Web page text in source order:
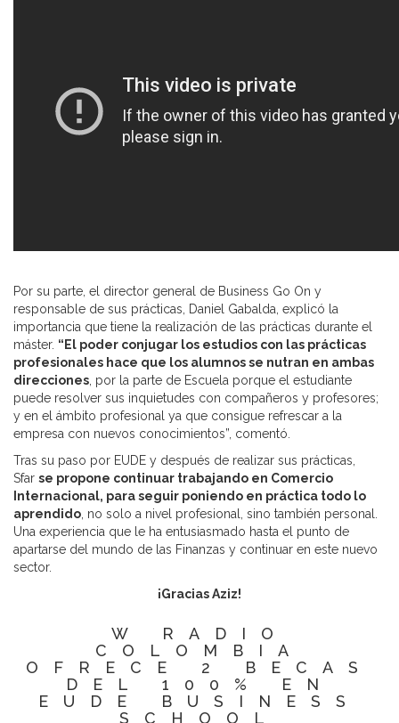
Por su parte, el director general de Business Go On y
responsable de sus prácticas, Daniel Gabalda, explicó la
importancia que tiene la realización de las prácticas durante el
máster. “El poder conjugar los estudios con las prácticas
profesionales hace que los alumnos se nutran en ambas
direcciones , por la parte de Escuela porque el estudiante
puede resolver sus inquietudes con compañeros y profesores;
y en el ámbito profesional ya que consigue refrescar a la
empresa con nuevos conocimientos”, comentó.
Tras su paso por EUDE y después de realizar sus prácticas,
Sfar se propone continuar trabajando en Comercio
Internacional, para seguir poniendo en práctica todo lo
aprendido , no solo a nivel profesional, sino también personal.
Una experiencia que le ha entusiasmado hasta el punto de
apartarse del mundo de las Finanzas y continuar en este nuevo
sector.
¡Gracias Aziz!
W RADIO
COLOMBIA
OFRECE 2 BECAS
DEL 100% EN
EUDE BUSINESS
SCHOOL